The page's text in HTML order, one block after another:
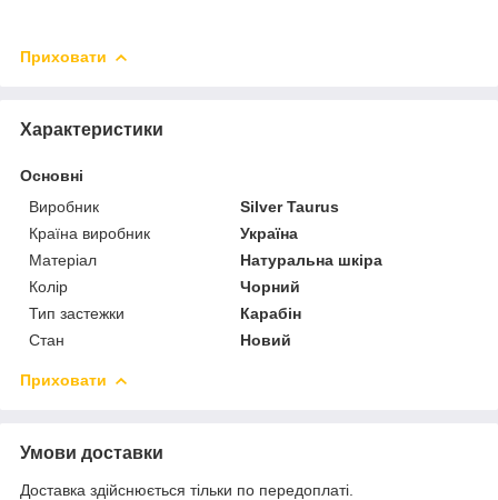
Приховати
Характеристики
Основні
Виробник
Silver Taurus
Країна виробник
Україна
Матеріал
Натуральна шкіра
Колір
Чорний
Тип застежки
Карабін
Стан
Новий
Приховати
Умови доставки
Доставка здійснюється тільки по передоплаті.